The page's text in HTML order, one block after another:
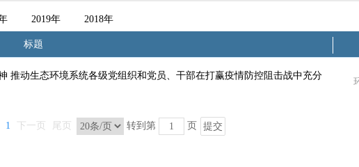
2019年 2018年
标题
推动生态环境系统各级党组织和党员、干部在打赢疫情防控阻击战中充分
1 下一页 尾页 转到第 页 提交